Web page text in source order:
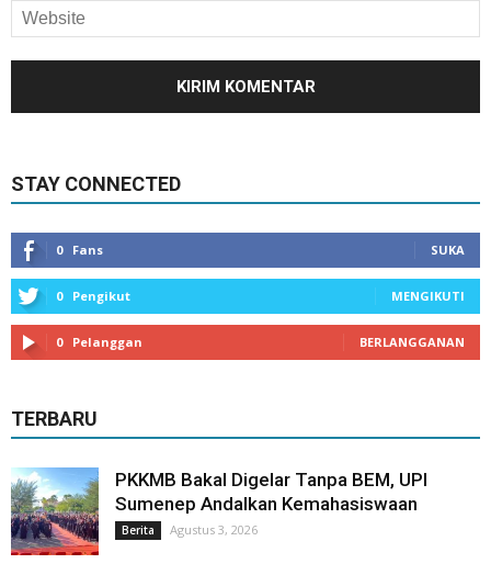
STAY CONNECTED
0 Fans SUKA
0 Pengikut MENGIKUTI
0 Pelanggan BERLANGGANAN
TERBARU
PKKMB Bakal Digelar Tanpa BEM, UPI
Sumenep Andalkan Kemahasiswaan
Berita Agustus 3, 2026